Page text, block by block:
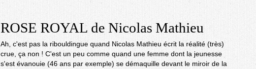
ROSE ROYAL de Nicolas Mathieu
Ah, c'est pas la ribouldingue quand Nicolas Mathieu écrit la réalité (très)
crue, ça non ! C'est un peu comme quand une femme dont la jeunesse
s'est évanouie (46 ans par exemple) se démaquille devant le miroir de la